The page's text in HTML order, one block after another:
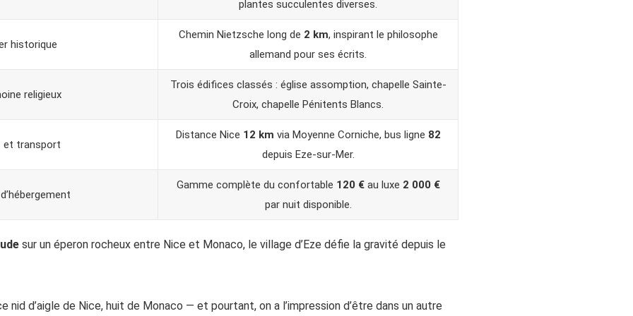
plantes succulentes diverses.
historique
Chemin Nietzsche long de 2 km, inspirant le philosophe
allemand pour ses écrits.
religieux
Trois édifices classés : église assomption, chapelle Sainte-
Croix, chapelle Pénitents Blancs.
transport
Distance Nice 12 km via Moyenne Corniche, bus ligne 82
depuis Eze-sur-Mer.
Gamme complète du confortable 120 €au luxe 2 000 €
par nuit disponible.
sur un éperon rocheux entre Nice et Monaco, le village d’Eze défie la gravité depuis le
nid d’aigle de Nice, huit de Monaco — et pourtant, on a l’impression d’être dans un autre